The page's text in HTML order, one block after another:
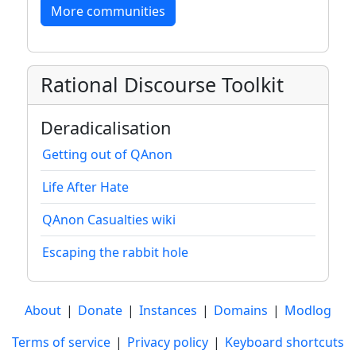
More communities
Rational Discourse Toolkit
Deradicalisation
Getting out of QAnon
Life After Hate
QAnon Casualties wiki
Escaping the rabbit hole
About | Donate | Instances | Domains | Modlog
Terms of service | Privacy policy | Keyboard shortcuts